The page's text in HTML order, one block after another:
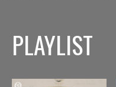
PLAYLIST